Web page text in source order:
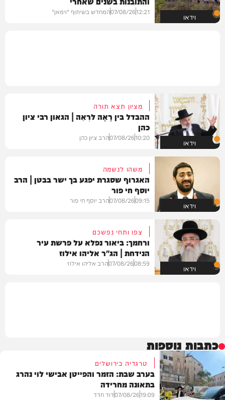
וידאו 12:21
07/08/26המחדש בשיתוף "וימאן"
וידאו
מציון תצא תורה
ההבדל בין רָאָה לרְאֵה | הגאון רבי ציון
כהן
10:20
07/08/26הרב ציון כהן
וידאו
משהו לנשמה
האגרוף שסגרת יפגע בך ישר בבטן | הרב
יוסף חי פור
09:15
07/08/26הרב יוסף חי פור
וידאו
צפו ותחי נפשכם
ורחמך: ביאור נפלא על פרשת עיר
הנידחת | הג"ר אליהו אילוז
08:59
07/08/26הרב אליהו אילוז
כתבות נוספות
טרגדיה בירושלים
בערב שבת: הזמר והפייטן אבישי לוי נהרג
בתאונה מחרידה
19:09
07/08/26דוד חדד